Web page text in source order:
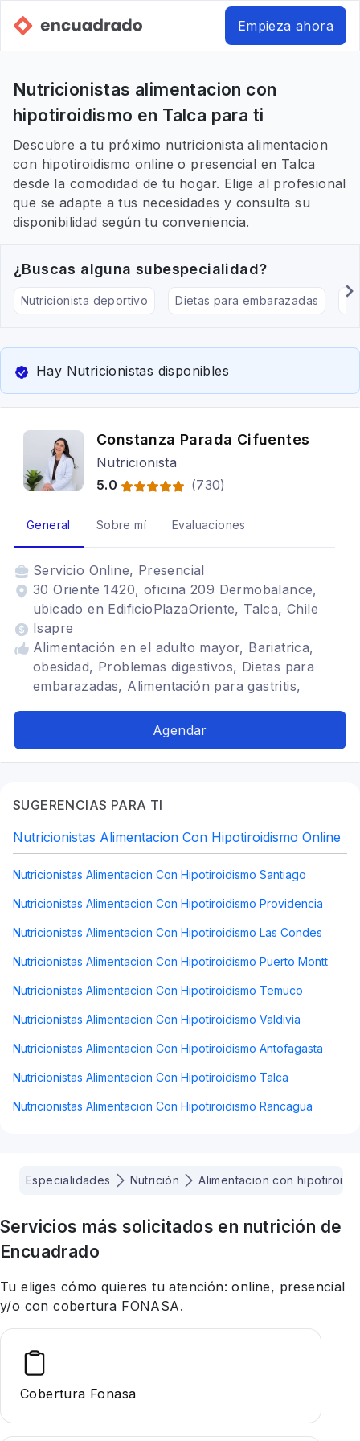
Empieza ahora
Nutricionistas alimentacion con
hipotiroidismo en Talca para ti
Descubre a tu próximo nutricionista alimentacion
con hipotiroidismo online o presencial en Talca
desde la comodidad de tu hogar. Elige al profesional
que se adapte a tus necesidades y consulta su
disponibilidad según tu conveniencia.
¿Buscas alguna subespecialidad?
Nutricionista deportivo Dietas para embarazadas
Hay Nutricionistas disponibles
Constanza Parada Cifuentes
Nutricionista
5.0
(730)
General Sobre mí Evaluaciones
Servicio Online, Presencial
30 Oriente 1420, oficina 209 Dermobalance,
ubicado en EdificioPlazaOriente, Talca, Chile
Isapre
Alimentación en el adulto mayor, Bariatrica,
obesidad, Problemas digestivos, Dietas para
embarazadas, Alimentación para gastritis,
Alimentación con hipotiroidismo
Agendar
SUGERENCIAS PARA TI
Nutricionistas Alimentacion Con Hipotiroidismo Online
Nutricionistas Alimentacion Con Hipotiroidismo Santiago
Nutricionistas Alimentacion Con Hipotiroidismo Providencia
Nutricionistas Alimentacion Con Hipotiroidismo Las Condes
Nutricionistas Alimentacion Con Hipotiroidismo Puerto Montt
Nutricionistas Alimentacion Con Hipotiroidismo Temuco
Nutricionistas Alimentacion Con Hipotiroidismo Valdivia
Nutricionistas Alimentacion Con Hipotiroidismo Antofagasta
Nutricionistas Alimentacion Con Hipotiroidismo Talca
Nutricionistas Alimentacion Con Hipotiroidismo Rancagua
Especialidades Nutrición Alimentacion con
Servicios más solicitados en nutrición de
Encuadrado
Tu eliges cómo quieres tu atención: online, presencial
y/o con cobertura FONASA.
Cobertura Fonasa